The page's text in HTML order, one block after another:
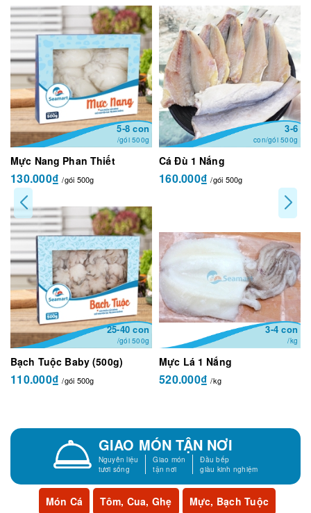
5-8 con
/gói 500g
Mực Nang Phan Thiết
130.000₫/gói 500g
3-6
con/gói 500g
Cá Đù 1 Nắng
160.000₫/gói 500g
25-40 con
/gói 500g
Bạch Tuộc Baby (500g)
110.000₫/gói 500g
3-4 con
/kg
Mực Lá 1 Nắng
520.000₫/kg
GIAO MÓN TẬN NƠI
Nguyên liệu
tươi sống
Giao món
tận nơi
Đầu bếp
giàu kinh nghiệm
Món Cá Tôm, Cua, Ghẹ Mực, Bạch Tuộc